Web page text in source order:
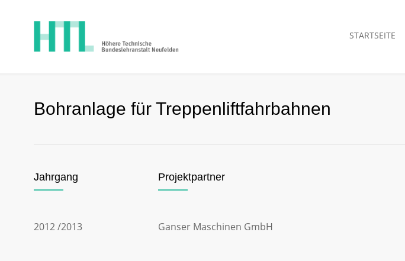
STARTSEITE
Bohranlage für Treppenliftfahrbahnen
Jahrgang
2012 /2013
Projektpartner
Ganser Maschinen GmbH